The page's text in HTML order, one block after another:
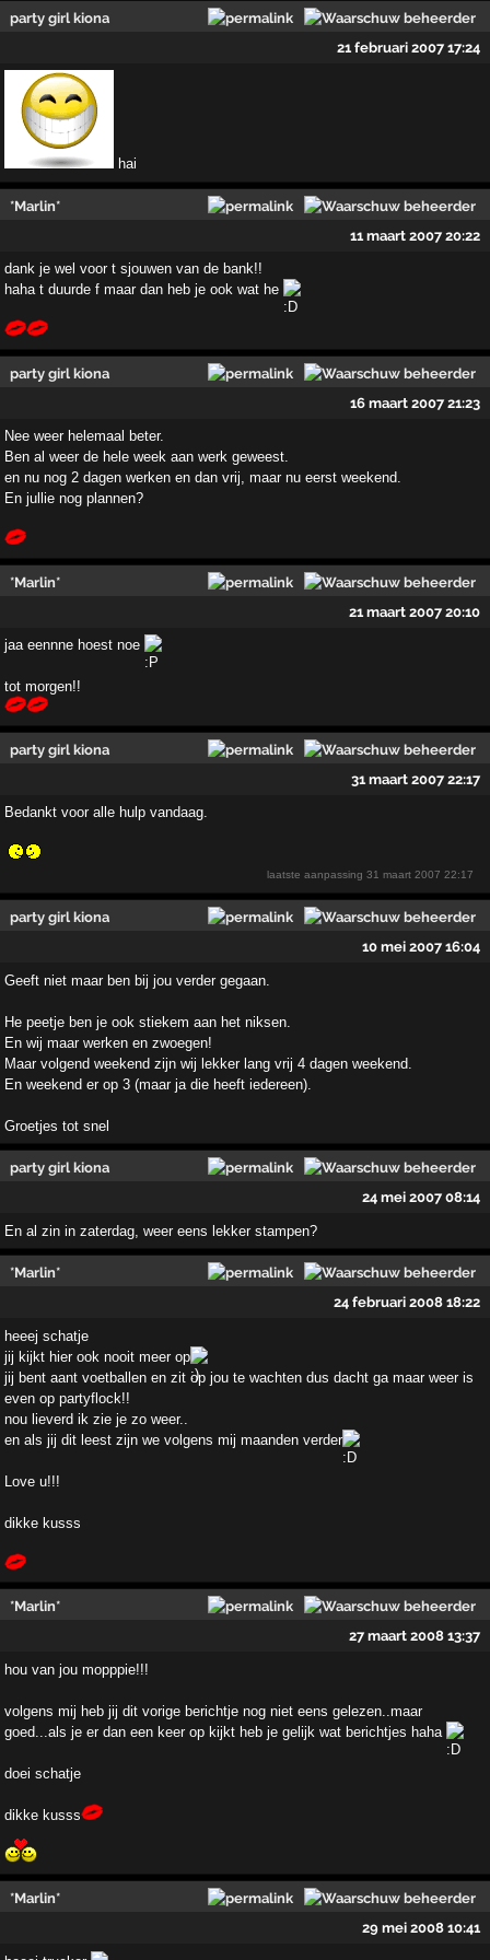
party girl kiona
21 februari 2007 17:24
hai
*Marlin*
11 maart 2007 20:22
dank je wel voor t sjouwen van de bank!!
haha t duurde f maar dan heb je ook wat he
party girl kiona
16 maart 2007 21:23
Nee weer helemaal beter.
Ben al weer de hele week aan werk geweest.
en nu nog 2 dagen werken en dan vrij, maar nu eerst weekend.
En jullie nog plannen?
*Marlin*
21 maart 2007 20:10
jaa eennne hoest noe
tot morgen!!
party girl kiona
31 maart 2007 22:17
Bedankt voor alle hulp vandaag.
laatste aanpassing31 maart 2007 22:17
party girl kiona
10 mei 2007 16:04
Geeft niet maar ben bij jou verder gegaan.
He peetje ben je ook stiekem aan het niksen.
En wij maar werken en zwoegen!
Maar volgend weekend zijn wij lekker lang vrij 4 dagen weekend.
En weekend er op 3 (maar ja die heeft iedereen).
Groetjes tot snel
party girl kiona
24 mei 2007 08:14
En al zin in zaterdag, weer eens lekker stampen?
*Marlin*
24 februari 2008 18:22
heeej schatje
jij kijkt hier ook nooit meer op
jij bent aant voetballen en zit op jou te wachten dus dacht ga maar weer is
even op partyflock!!
nou lieverd ik zie je zo weer..
en als jij dit leest zijn we volgens mij maanden verder
Love u!!!
dikke kusss
*Marlin*
27 maart 2008 13:37
hou van jou mopppie!!!
volgens mij heb jij dit vorige berichtje nog niet eens gelezen..maar
goed...als je er dan een keer op kijkt heb je gelijk wat berichtjes haha
doei schatje
dikke kusss
*Marlin*
29 mei 2008 10:41